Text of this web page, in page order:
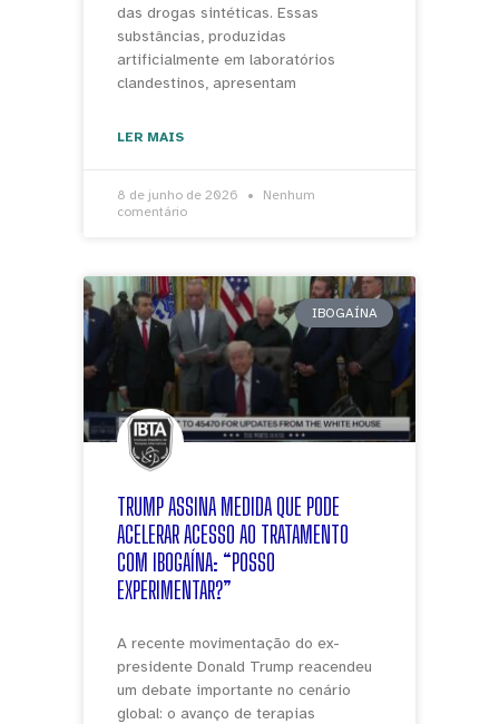
das drogas sintéticas. Essas
substâncias, produzidas
artificialmente em laboratórios
clandestinos, apresentam
LER MAIS
8 de junho de 2026
Nenhum
comentário
IBOGAÍNA
TRUMP ASSINA MEDIDA QUE PODE
ACELERAR ACESSO AO TRATAMENTO
COM IBOGAÍNA: “POSSO
EXPERIMENTAR?”
A recente movimentação do ex-
presidente Donald Trump reacendeu
um debate importante no cenário
global: o avanço de terapias